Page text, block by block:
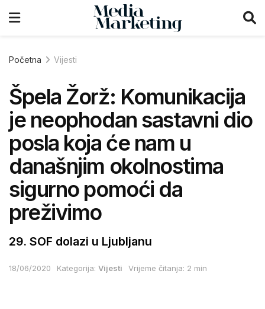
Početna Vijesti
Špela Žorž: Komunikacija
je neophodan sastavni dio
posla koja će nam u
današnjim okolnostima
sigurno pomoći da
preživimo
29. SOF dolazi u Ljubljanu
18/06/2020 Kategorija: Vijesti Vrijeme čitanja: 2 min